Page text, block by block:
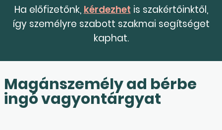
Ha előfizetőnk, kérdezhet is szakértőinktől,
így személyre szabott szakmai segítséget
kaphat.
Magánszemély ad bérbe
ingó vagyontárgyat